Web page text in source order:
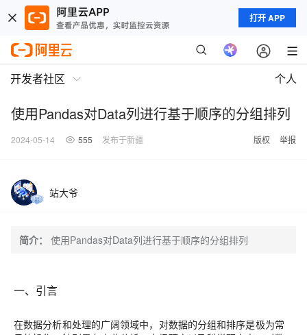
打开 APP
开发者社区 个人
使用Pandas对Data列进行基于顺序的分组排列
2024-05-14 555 发布于新疆 版权 举报
站大爷
简介： 使用Pandas对Data列进行基于顺序的分组排列
一、引言
在数据分析和处理的广阔领域中，对数据的分组和排序是极为常